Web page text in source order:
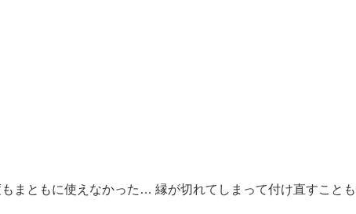
まともに使えなかった… 縁が切れてしまって付け直すことも出